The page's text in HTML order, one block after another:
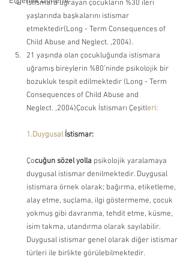
İstismara uğrayan çocukların %30 ileri
yaşlarında başkalarını istismar
etmektedir(Long - Term Consequences of
Child Abuse and Neglect. ,2004).
21 yaşında olan çocukluğunda istismara
uğramış bireylerin %80’ninde psikolojik bir
bozukluk tespit edilmektedir (Long - Term
Consequences of Child Abuse and
Neglect. ,2004)Çocuk İstismarı Çeşitleri:
1.Duygusal İstismar:
Çocuğun sözel yolla psikolojik yaralamaya
duygusal istismar denilmektedir. Duygusal
istismara örnek olarak; bağırma, etiketleme,
alay etme, suçlama, ilgi göstermeme, çocuk
yokmuş gibi davranma, tehdit etme, küsme,
isim takma, utandırma olarak sayılabilir.
Duygusal istismar genel olarak diğer istismar
türleri ile birlikte görülebilmektedir.